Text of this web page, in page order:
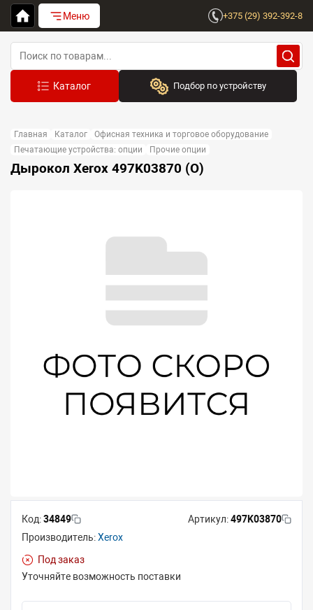
Меню +375 (29) 392-392-8
Подбор по устройству
Выберите бренд
Устройство:
Главная Каталог
Офисная техника и торговое оборудование
Печатающие устройства: опции
Прочие опции
Дырокол Xerox 497K03870 (O)
Код:34849 Артикул:497K03870
Производитель:Xerox
Под заказ
Уточняйте возможность поставки